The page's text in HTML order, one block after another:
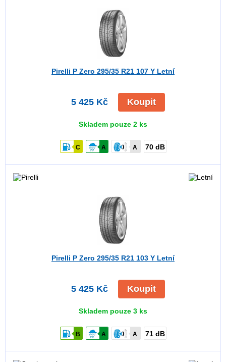
Pirelli P Zero 295/35 R21 107 Y Letní
5 425 Kč Koupit
Skladem pouze 2 ks
C A A 70 dB
Pirelli P Zero 295/35 R21 103 Y Letní
5 425 Kč Koupit
Skladem pouze 3 ks
B A A 71 dB